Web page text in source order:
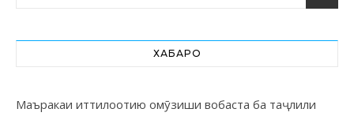
ХАБАРҲО
Маъракаи иттилоотию омӯзиши вобаста ба таҷлили